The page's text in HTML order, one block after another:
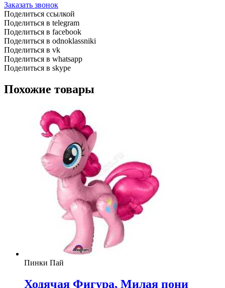
Заказать звонок
Поделиться ссылкой
Поделиться в telegram
Поделиться в facebook
Поделиться в odnoklassniki
Поделиться в vk
Поделиться в whatsapp
Поделиться в skype
Похожие товары
Пинки Пай
Ходячая Фигура, Милая пони